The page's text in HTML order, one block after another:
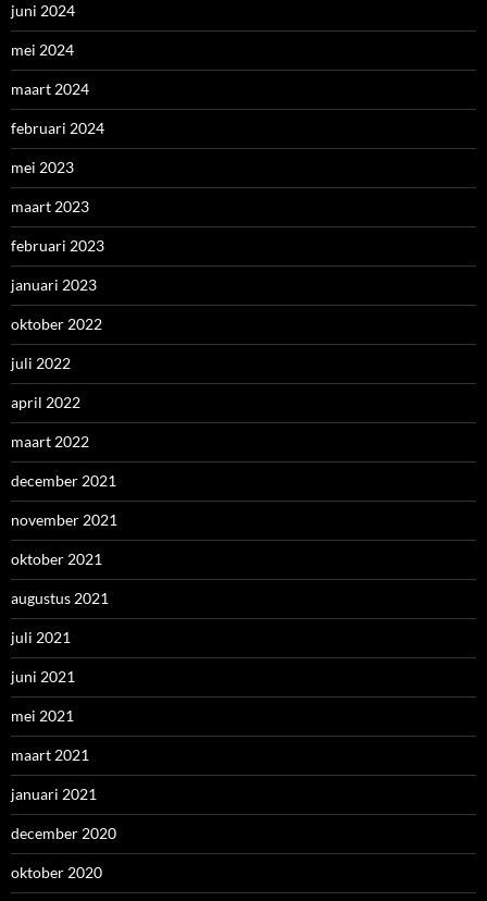
juni 2024
mei 2024
maart 2024
februari 2024
mei 2023
maart 2023
februari 2023
januari 2023
oktober 2022
juli 2022
april 2022
maart 2022
december 2021
november 2021
oktober 2021
augustus 2021
juli 2021
juni 2021
mei 2021
maart 2021
januari 2021
december 2020
oktober 2020